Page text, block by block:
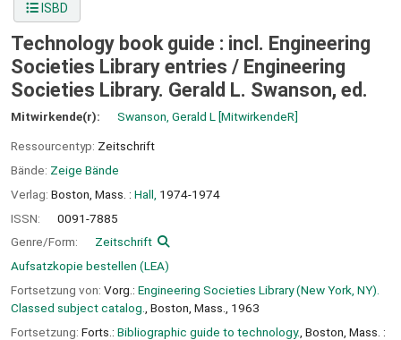
ISBD
Technology book guide : incl. Engineering
Societies Library entries / Engineering
Societies Library. Gerald L. Swanson, ed.
Mitwirkende(r): Swanson, Gerald L [MitwirkendeR]
Ressourcentyp: Zeitschrift
Bände: Zeige Bände
Verlag: Boston, Mass. : Hall, 1974-1974
ISSN:
0091-7885
Genre/Form:
Zeitschrift
Aufsatzkopie bestellen (LEA)
Fortsetzung von: Vorg.: Engineering Societies Library (New York, NY).
Classed subject catalog.
, Boston, Mass., 1963
Fortsetzung: Forts.: Bibliographic guide to technology. , Boston, Mass. :